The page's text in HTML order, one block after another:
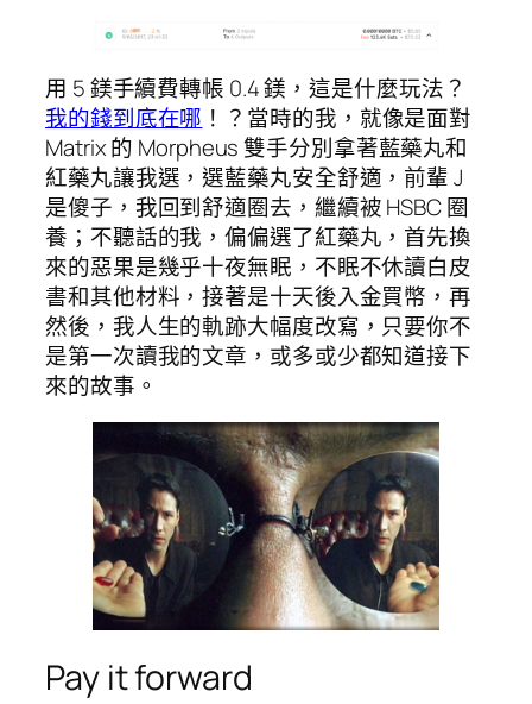
用 5 鎂手續費轉帳 0.4 鎂，這是什麼玩法？
我的錢到底在哪 ！？當時的我，就像是面對
Matrix 的 Morpheus 雙手分別拿著藍藥丸和
紅藥丸讓我選，選藍藥丸安全舒適，前輩 J
是傻子，我回到舒適圈去，繼續被 HSBC 圈
養；不聽話的我，偏偏選了紅藥丸，首先換
來的惡果是幾乎十夜無眠，不眠不休讀白皮
書和其他材料，接著是十天後入金買幣，再
然後，我人生的軌跡大幅度改寫，只要你不
是第一次讀我的文章，或多或少都知道接下
來的故事。
Pay it forward